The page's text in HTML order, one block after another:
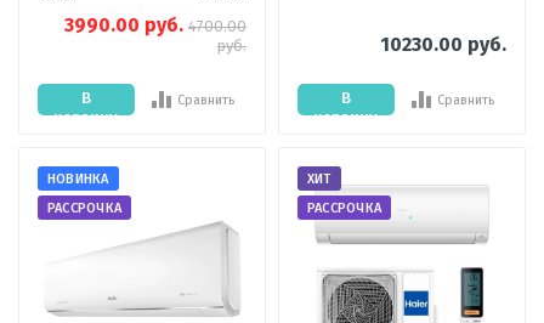
3990.00 руб. 4700.00
руб.
В
корзину
Сравнить
10230.00 руб.
В
корзину
Сравнить
НОВИНКА
РАССРОЧКА
ХИТ
РАССРОЧКА